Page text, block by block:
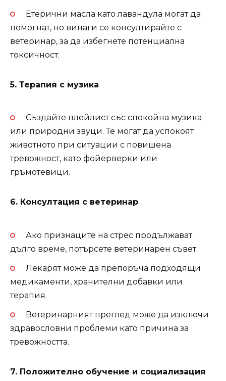
Етерични масла като лавандула могат да
помогнат, но винаги се консултирайте с
ветеринар, за да избегнете потенциална
токсичност.
5. Терапия с музика
Създайте плейлист със спокойна музика
или природни звуци. Те могат да успокоят
животното при ситуации с повишена
тревожност, като фойерверки или
гръмотевици.
6. Консултация с ветеринар
Ако признаците на стрес продължават
дълго време, потърсете ветеринарен съвет.
Лекарят може да препоръча подходящи
медикаменти, хранителни добавки или
терапия.
Ветеринарният преглед може да изключи
здравословни проблеми като причина за
тревожността.
7. Положително обучение и социализация